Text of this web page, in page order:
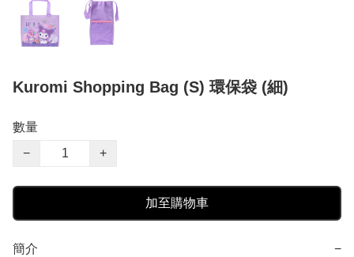
Kuromi Shopping Bag (S) 環保袋 (細)
數量
−
+
加至購物車
簡介 −